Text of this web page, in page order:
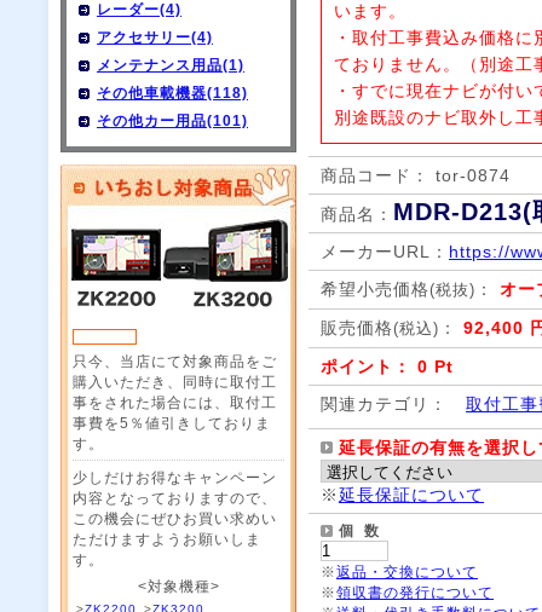
レーダー(4)
アクセサリー(4)
メンテナンス用品(1)
その他車載機器(118)
その他カー用品(101)
只今、当店にて対象商品をご
購入いただき、同時に取付工
事をされた場合には、取付工
事費を5％値引きしておりま
す。
少しだけお得なキャンペーン
内容となっておりますので、
この機会にぜひお買い求めい
ただけますようお願いしま
す。
<対象機種>
>ZK2200 >ZK3200
います。
・取付工事費込み価格
ておりません。（別途工
・すでに現在ナビが付
別途既設のナビ取外し工
商品コード： tor-0874
商品名： MDR-D213(
メーカーURL： https://
希望小売価格(税抜) ： オー
販売価格(税込) ： 92,400
ポイント： 0 Pt
関連カテゴリ：
取付工
延長保証の有無を選択
※延長保証について
個 数
※返品・交換について
※領収書の発行について